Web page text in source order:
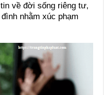
về đời sống riêng tư,
nhằm xúc phạm